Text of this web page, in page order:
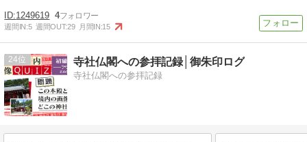
1249619 4
週間IN:5 週間OUT:29 月間IN:15
24 寺社仏閣への参拝記録│御朱印ログ
寺社仏閣への参拝記録